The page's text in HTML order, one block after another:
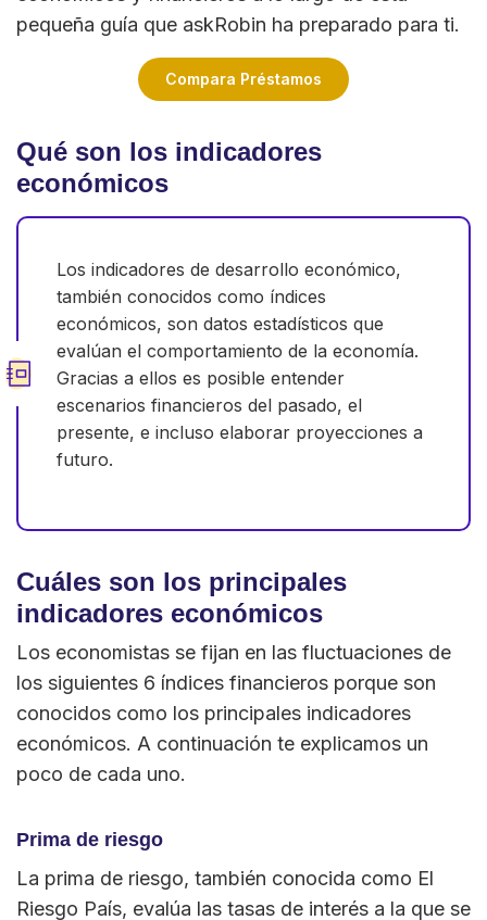
pequeña guía que askRobin ha preparado para ti.
Compara Préstamos
Qué son los indicadores
económicos
Los indicadores de desarrollo económico,
también conocidos como índices
económicos, son datos estadísticos que
evalúan el comportamiento de la economía.
Gracias a ellos es posible entender
escenarios financieros del pasado, el
presente, e incluso elaborar proyecciones a
futuro.
Cuáles son los principales
indicadores económicos
Los economistas se fijan en las fluctuaciones de
los siguientes 6 índices financieros porque son
conocidos como los principales indicadores
económicos. A continuación te explicamos un
poco de cada uno.
Prima de riesgo
La prima de riesgo, también conocida como El
Riesgo País, evalúa las tasas de interés a la que se